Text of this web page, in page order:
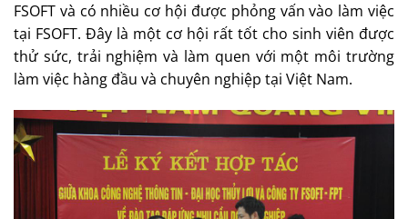
FSOFT và có nhiều cơ hội được phỏng vấn vào làm việc
tại FSOFT. Đây là một cơ hội rất tốt cho sinh viên được
thử sức, trải nghiệm và làm quen với một môi trường
làm việc hàng đầu và chuyên nghiệp tại Việt Nam.